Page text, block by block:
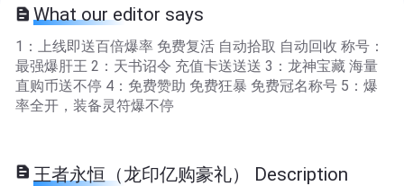
What our editor says
1：上线即送百倍爆率 免费复活 自动拾取 自动回收 称号：
最强爆肝王 2：天书诏令 充值卡送送送 3：龙神宝藏 海量
直购币送不停 4：免费赞助 免费狂暴 免费冠名称号 5：爆
率全开，装备灵符爆不停
王者永恒（龙印亿购豪礼） Description